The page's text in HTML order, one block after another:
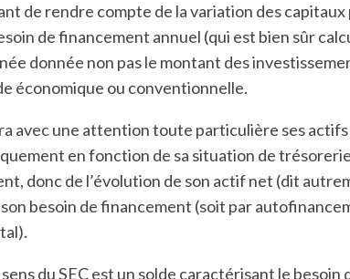
de rendre compte de la variation des capitaux
de financement annuel (qui est bien sûr
donnée non pas le montant des
économique ou conventionnelle.
avec une attention toute particulière ses
en fonction de sa situation de
donc de l’évolution de son actif net (dit
son besoin de financement (soit par
du SEC est un solde caractérisant le